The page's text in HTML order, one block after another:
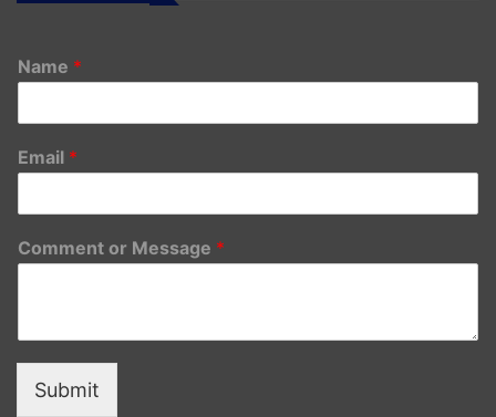
Name *
Email *
Comment or Message *
Submit